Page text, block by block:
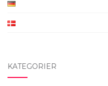
KATEGORIER